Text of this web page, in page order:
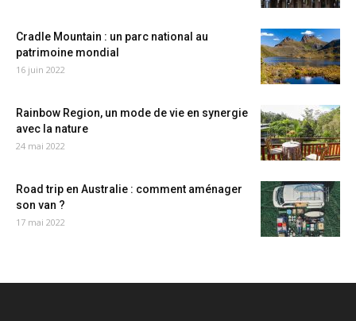
Cradle Mountain : un parc national au
patrimoine mondial
16 juin 2022
Rainbow Region, un mode de vie en synergie
avec la nature
24 mai 2022
Road trip en Australie : comment aménager
son van ?
17 mai 2022